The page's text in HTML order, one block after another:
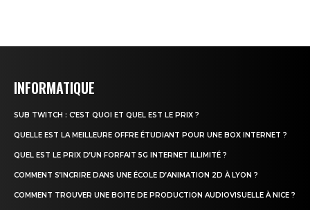
INFORMATIQUE
SUB TWITCH : C’EST QUOI ET QUEL EST LE PRIX ?
QUELLE EST LA MEILLEURE OFFRE ÉTUDIANT POUR UNE BOX INTERNET ?
QUEL EST LE PRIX D’UN FORFAIT 5G INTERNET ILLIMITÉ ?
COMMENT S’INCRIRE DANS UNE ÉCOLE D’ANIMATION 2D À LYON ?
COMMENT TROUVER UNE BOITE DE PRODUCTION AUDIOVISUELLE À NICE ?